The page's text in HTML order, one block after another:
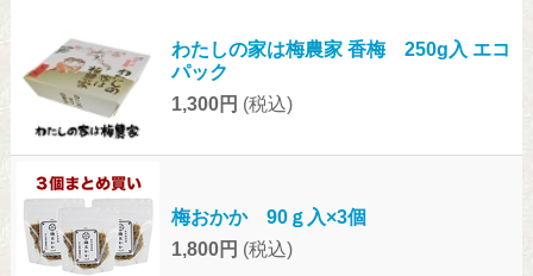
わたしの家は梅農家 香梅 250g入 エコ
パック
1,300円 (税込)
梅おかか 90ｇ入×3個
1,800円 (税込)